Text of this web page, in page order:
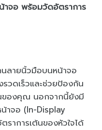
าจอ พร้อมวัดอัตราการ
ลายนิ้วมือบนหน้าจอ
วดเร็วและช่วยป้องกัน
ของคุณ นอกจากนี้ยังมี
าจอ (In-Display
าการเต้นของหัวใจได้